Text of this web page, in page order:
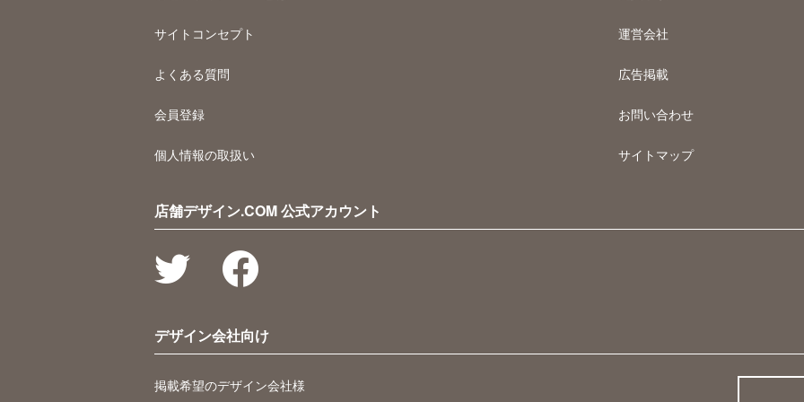
サイトコンセプト
よくある質問
会員登録
個人情報の取扱い
運営会社
広告掲載
お問い合わせ
サイトマップ
店舗デザイン.COM 公式アカウント
デザイン会社向け
掲載希望のデザイン会社様